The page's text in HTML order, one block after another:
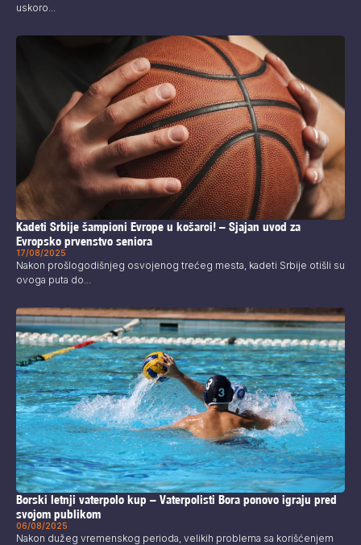
uskoro...
Kadeti Srbije šampioni Evrope u košarci! – Sjajan uvod za
Evropsko prvenstvo seniora
17/08/2025
Nakon prošlogodišnjeg osvojenog trećeg mesta, kadeti Srbije otišli su
ovoga puta do...
Borski letnji vaterpolo kup – Vaterpolisti Bora ponovo igraju pred
svojom publikom
06/08/2025
Nakon dužeg vremenskog perioda, velikih problema sa korišćenjem